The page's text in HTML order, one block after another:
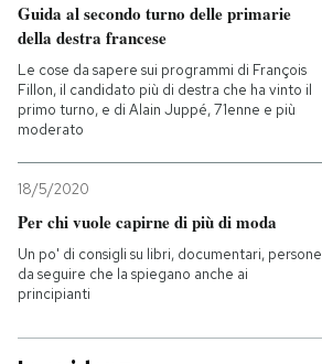
Guida al secondo turno delle primarie
della destra francese
Le cose da sapere sui programmi di François
Fillon, il candidato più di destra che ha vinto il
primo turno, e di Alain Juppé, 71enne e più
moderato
18/5/2020
Per chi vuole capirne di più di moda
Un po' di consigli su libri, documentari, persone
da seguire che la spiegano anche ai
principianti